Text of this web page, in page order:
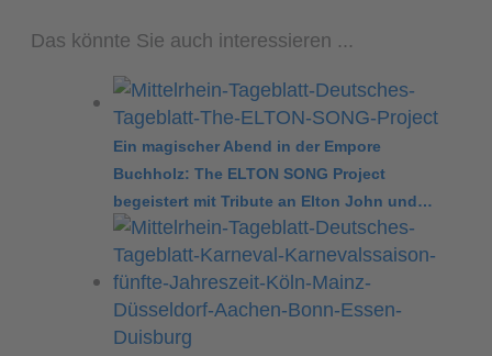
Das könnte Sie auch interessieren ...
Ein magischer Abend in der Empore
Buchholz: The ELTON SONG Project
begeistert mit Tribute an Elton John und…